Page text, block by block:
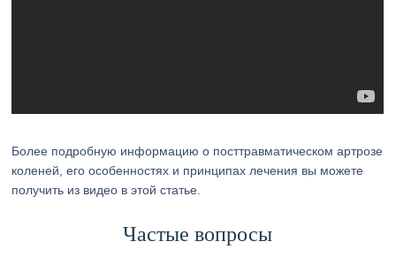
Более подробную информацию о посттравматическом артрозе
коленей, его особенностях и принципах лечения вы можете
получить из видео в этой статье.
Частые вопросы